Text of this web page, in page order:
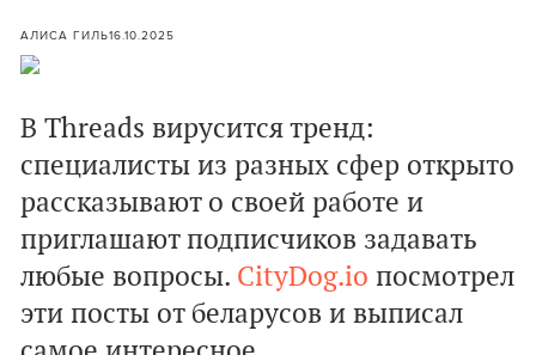
АЛИСА ГИЛЬ16.10.2025
В Threads вирусится тренд:
специалисты из разных сфер открыто
рассказывают о своей работе и
приглашают подписчиков задавать
любые вопросы. CityDog.io посмотрел
эти посты от беларусов и выписал